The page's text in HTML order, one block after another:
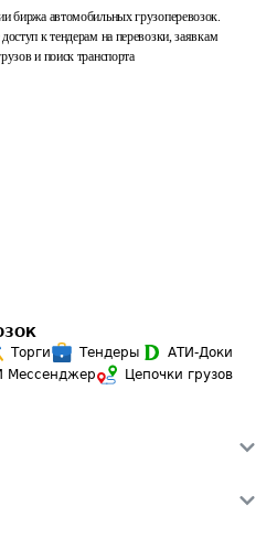
биржа автомобильных грузоперевозок.
к тендерам на перевозки, заявкам
и поиск транспорта
Торги Тендеры
АТИ-Доки
Мессенджер
Цепочки грузов